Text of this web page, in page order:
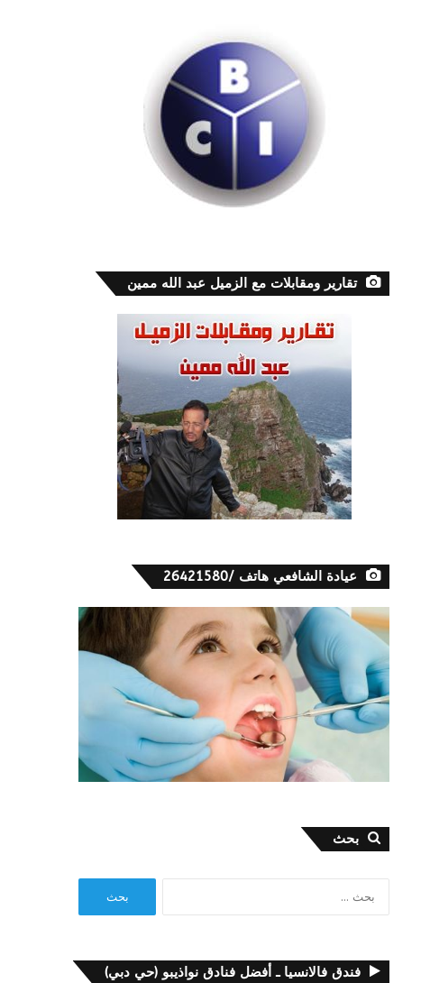
تقارير ومقابلات مع الزميل عبد الله ممين
عيادة الشافعي هاتف /26421580
بحث
فندق فالانسيا ـ أفضل فنادق نواذيبو (حي دبي)